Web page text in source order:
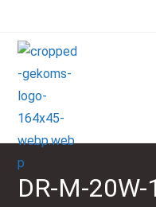
содержимому
DR-M-20W-